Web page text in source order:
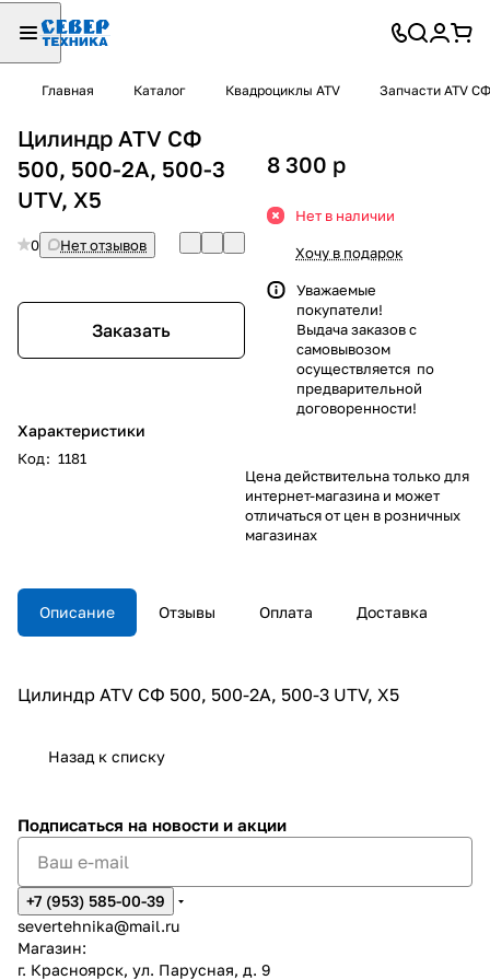
Главная Каталог Квадроциклы ATV Запчасти ATV СФ
Цилиндр ATV СФ
500, 500-2A, 500-3
UTV, X5
0 Нет отзывов
Заказать
Характеристики
Код: 1181
8 300 p
Нет в наличии
Хочу в подарок
Уважаемые
покупатели!
Выдача заказов с
самовывозом
осуществляется по
предварительной
договоренности!
Цена действительна только для
интернет-магазина и может
отличаться от цен в розничных
магазинах
Описание Отзывы Оплата Доставка
Цилиндр ATV СФ 500, 500-2A, 500-3 UTV, X5
Назад к списку
Подписаться на новости и акции
+7 (953) 585-00-39
severtehnika@mail.ru
Магазин:
г. Красноярск, ул. Парусная, д. 9